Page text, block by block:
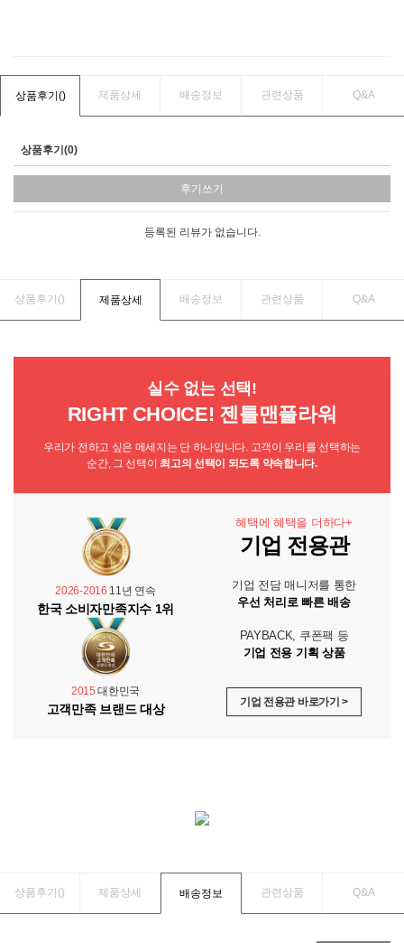
상품후기() 제품상세 배송정보 관련상품 Q&A
상품후기(0)
후기쓰기
등록된 리뷰가 없습니다.
상품후기() 제품상세 배송정보 관련상품 Q&A
실수 없는 선택!
RIGHT CHOICE! 젠틀맨플라워
우리가 전하고 싶은 메세지는 단 하나입니다. 고객이 우리를 선택하는
순간, 그 선택이 최고의 선택이 되도록 약속합니다.
2026-2016 11년 연속
한국 소비자만족지수 1위
2015 대한민국
고객만족 브랜드 대상
혜택에 혜택을 더하다+
기업 전용관
기업 전담 매니저를 통한
우선 처리로 빠른 배송
PAYBACK, 쿠폰팩 등
기업 전용 기획 상품
기업 전용관 바로가기 >
상품후기() 제품상세 배송정보 관련상품 Q&A